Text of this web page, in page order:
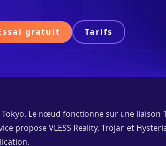
gratuit Tarifs
Tokyo. Le nœud fonctionne sur une liaison
propose VLESS Reality, Trojan et